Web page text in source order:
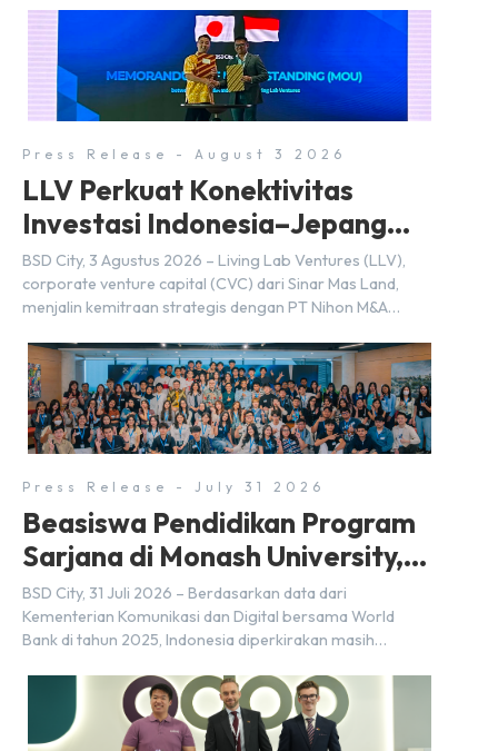
dengan jalur sungai sepanjang 1,5 km yang dikelilingi
lanskap tropis rimbun di BSD City yang sebelumnya
dikenal sebagai Green Pathway. Transformasi ini
merupakan bagian dari upaya perusahaan untuk […]
Press Release - August 3 2026
LLV Perkuat Konektivitas
Investasi Indonesia–Jepang
(FDI) pada 2025
BSD City, 3 Agustus 2026 – Living Lab Ventures (LLV),
corporate venture capital (CVC) dari Sinar Mas Land,
menjalin kemitraan strategis dengan PT Nihon M&A
Holdings Inc. Kemitraan tersebut ditandai dengan
penandatanganan Memorandum of Understanding
(MoU) oleh Bayu Seto (Partner at Living Lab Ventures)
dan Kosuke Kawata […]
Press Release - July 31 2026
Beasiswa Pendidikan Program
Sarjana di Monash University,
BSD City
BSD City, 31 Juli 2026 – Berdasarkan data dari
Kementerian Komunikasi dan Digital bersama World
Bank di tahun 2025, Indonesia diperkirakan masih
2030 atau setara dengan 600 ribu tenaga digital baru
setiap tahunnya untuk mendukung percepatan
transformasi digital di berbagai sektor strategis.